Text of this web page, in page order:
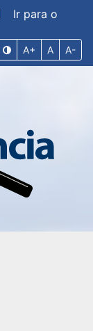
Ir para o
A+ A A-